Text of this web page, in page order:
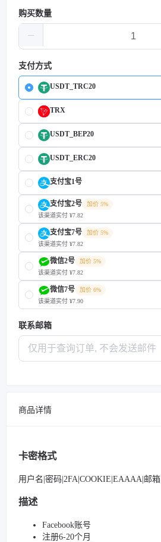
购买数量
支付方式
USDT_TRC20
TRX
USDT_BEP20
USDT_ERC20
支付宝1号
支付宝2号
加价 5%
该渠道实付 ¥7.82
支付宝7号
加价 5%
该渠道实付 ¥7.82
微信2号
加价 5%
该渠道实付 ¥7.82
微信7号
加价 6%
该渠道实付 ¥7.90
联系邮箱
商品详情
卡密格式
用户名|密码|2FA|COOKIE|EAAAA|邮箱
描述
Facebook账号
注册6-20个月